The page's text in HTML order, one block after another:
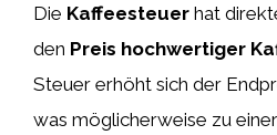
Die Kaffeesteuer hat
den Preis hochwertiger
Steuer erhöht sich der
was möglicherweise zu einer